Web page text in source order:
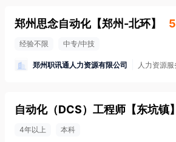
郑州思念自动化 【郑州-北环】
经验不限 中专/中技
郑州职讯通人力资源有限公司 人力资源服
自动化（DCS）工程师 【东坑镇】
4年以上 本科